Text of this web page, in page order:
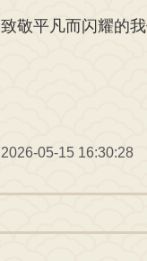
致敬平凡而闪耀的
2026-05-15 16:30:28